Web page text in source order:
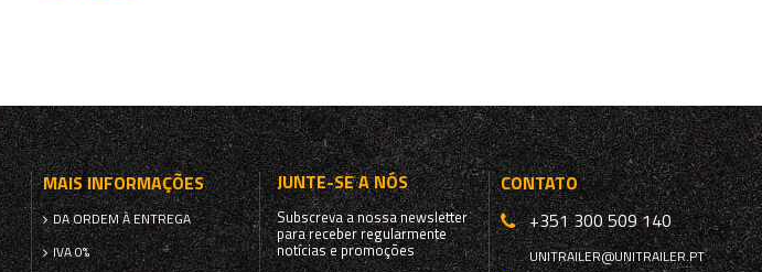
MAIS INFORMAÇÕES
DA ORDEM À ENTREGA
IVA 0%
JUNTE-SE A NÓS
Subscreva a nossa newsletter
para receber regularmente
notícias e promoções
CONTATO
+351 300 509 140
UNITRAILER@UNITRAILER.PT